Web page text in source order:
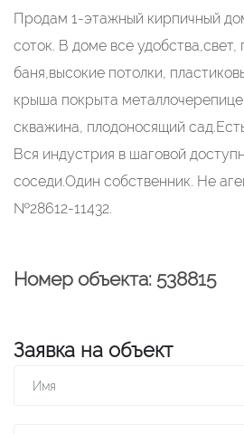
Продам 1-этажный кирпичный
соток. В доме все удобства,свет,
баня,высокие потолки,
крыша покрыта
скважина, плодоносящий
Вся индустрия в шаговой
соседи.Один собственник. Не
№28612-11432.
Номер объекта: 538815
Заявка на объект